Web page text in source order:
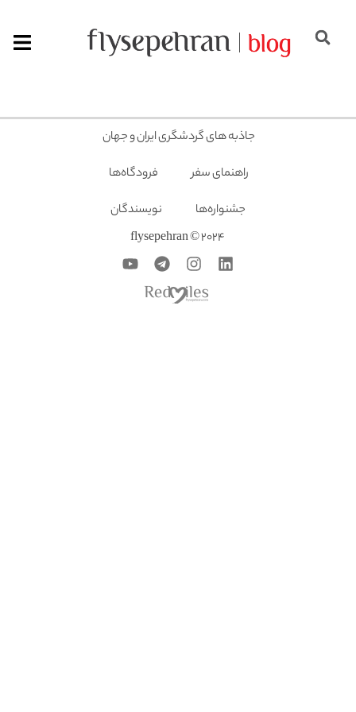
جاذبه های گردشگری ایران و جهان
راهنمای سفر
فرودگاه‌ها
جشنواره‌ها
نویسندگان